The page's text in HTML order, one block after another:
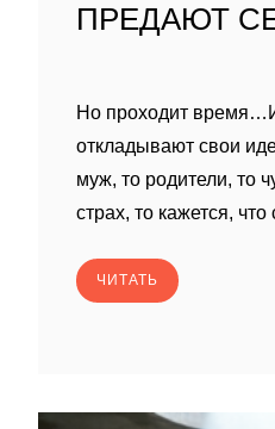
ПРЕДАЮТ
Но проходит
откладывают свои
муж, то родители, то
страх, то кажется,
ЧИТАТЬ